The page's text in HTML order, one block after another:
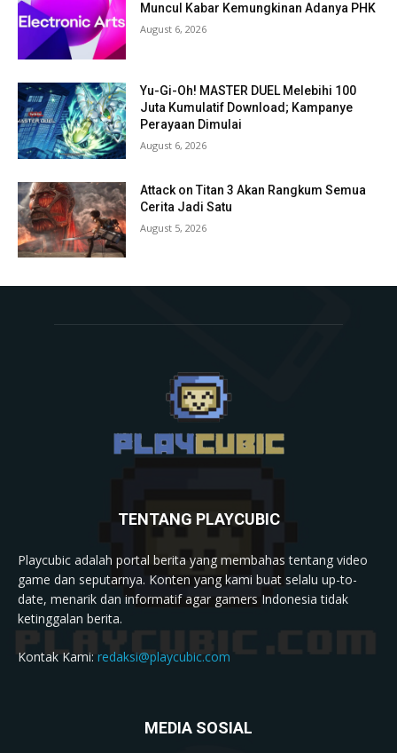
Muncul Kabar Kemungkinan Adanya PHK
August 6, 2026
Yu-Gi-Oh! MASTER DUEL Melebihi 100
Juta Kumulatif Download; Kampanye
Perayaan Dimulai
August 6, 2026
Attack on Titan 3 Akan Rangkum Semua
Cerita Jadi Satu
August 5, 2026
TENTANG PLAYCUBIC
Playcubic adalah portal berita yang membahas tentang video
game dan seputarnya. Konten yang kami buat selalu up-to-
date, menarik dan informatif agar gamers Indonesia tidak
ketinggalan berita.
Kontak Kami:redaksi@playcubic.com
MEDIA SOSIAL